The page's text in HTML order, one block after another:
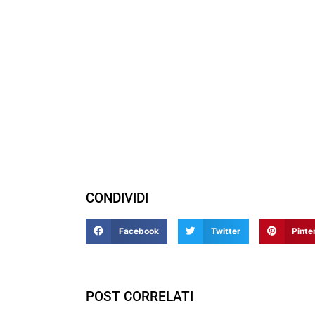
CONDIVIDI
Facebook Twitter
POST CORRELATI